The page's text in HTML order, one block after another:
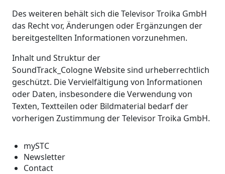
Des weiteren behält sich die Televisor Troika GmbH
das Recht vor, Änderungen oder Ergänzungen der
bereitgestellten Informationen vorzunehmen.
Inhalt und Struktur der
SoundTrack_Cologne Website sind urheberrechtlich
geschützt. Die Vervielfältigung von Informationen
oder Daten, insbesondere die Verwendung von
Texten, Textteilen oder Bildmaterial bedarf der
vorherigen Zustimmung der Televisor Troika GmbH.
mySTC
Newsletter
Contact